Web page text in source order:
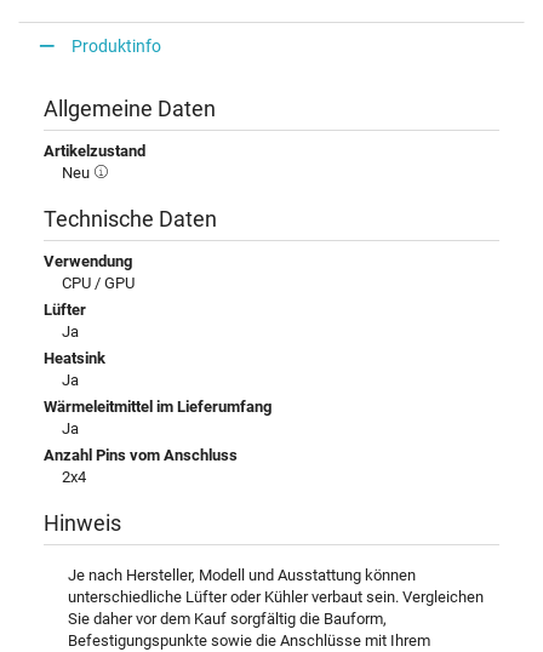
Produktinfo
Allgemeine Daten
Artikelzustand
Neu
Technische Daten
Verwendung
CPU / GPU
Lüfter
Ja
Heatsink
Ja
Wärmeleitmittel im Lieferumfang
Ja
Anzahl Pins vom Anschluss
2x4
Hinweis
Je nach Hersteller, Modell und Ausstattung können
unterschiedliche Lüfter oder Kühler verbaut sein. Vergleichen
Sie daher vor dem Kauf sorgfältig die Bauform,
Befestigungspunkte sowie die Anschlüsse mit Ihrem